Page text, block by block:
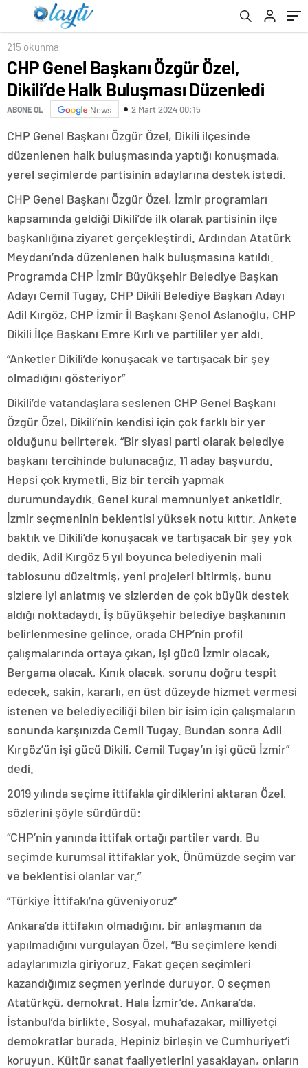
215 okunma
CHP Genel Başkanı Özgür Özel,
Dikili’de Halk Buluşması Düzenledi
ABONE OL News 2 Mart 2024 00:15
CHP Genel Başkanı Özgür Özel, Dikili ilçesinde
düzenlenen halk buluşmasında yaptığı konuşmada,
yerel seçimlerde partisinin adaylarına destek istedi.
CHP Genel Başkanı Özgür Özel, İzmir programları
kapsamında geldiği Dikili’de ilk olarak partisinin ilçe
başkanlığına ziyaret gerçekleştirdi. Ardından Atatürk
Meydanı’nda düzenlenen halk buluşmasına katıldı.
Programda CHP İzmir Büyükşehir Belediye Başkan
Adayı Cemil Tugay, CHP Dikili Belediye Başkan Adayı
Adil Kırgöz, CHP İzmir İl Başkanı Şenol Aslanoğlu, CHP
Dikili İlçe Başkanı Emre Kırlı ve partililer yer aldı.
“Anketler Dikili’de konuşacak ve tartışacak bir şey
olmadığını gösteriyor”
Dikili’de vatandaşlara seslenen CHP Genel Başkanı
Özgür Özel, Dikili’nin kendisi için çok farklı bir yer
olduğunu belirterek, “Bir siyasi parti olarak belediye
başkanı tercihinde bulunacağız. 11 aday başvurdu.
Hepsi çok kıymetli. Biz bir tercih yapmak
durumundaydık. Genel kural memnuniyet anketidir.
İzmir seçmeninin beklentisi yüksek notu kıttır. Ankete
baktık ve Dikili’de konuşacak ve tartışacak bir şey yok
dedik. Adil Kırgöz 5 yıl boyunca belediyenin mali
tablosunu düzeltmiş, yeni projeleri bitirmiş, bunu
sizlere iyi anlatmış ve sizlerden de çok büyük destek
aldığı noktadaydı. İş büyükşehir belediye başkanının
belirlenmesine gelince, orada CHP’nin profil
çalışmalarında ortaya çıkan, işi gücü İzmir olacak,
Bergama olacak, Kınık olacak, sorunu doğru tespit
edecek, sakin, kararlı, en üst düzeyde hizmet vermesi
istenen ve belediyeciliği bilen bir isim için çalışmaların
sonunda karşınızda Cemil Tugay. Bundan sonra Adil
Kırgöz’ün işi gücü Dikili, Cemil Tugay’ın işi gücü İzmir”
dedi.
2019 yılında seçime ittifakla girdiklerini aktaran Özel,
sözlerini şöyle sürdürdü:
“CHP’nin yanında ittifak ortağı partiler vardı. Bu
seçimde kurumsal ittifaklar yok. Önümüzde seçim var
ve beklentisi olanlar var.”
“Türkiye İttifakı’na güveniyoruz”
Ankara’da ittifakın olmadığını, bir anlaşmanın da
yapılmadığını vurgulayan Özel, “Bu seçimlere kendi
adaylarımızla giriyoruz. Fakat geçen seçimleri
kazandığımız seçmen yerinde duruyor. O seçmen
Atatürkçü, demokrat. Hala İzmir’de, Ankara’da,
İstanbul’da birlikte. Sosyal, muhafazakar, milliyetçi
demokratlar burada. Hepiniz birleşin ve Cumhuriyet’i
koruyun. Kültür sanat faaliyetlerini yasaklayan, onların